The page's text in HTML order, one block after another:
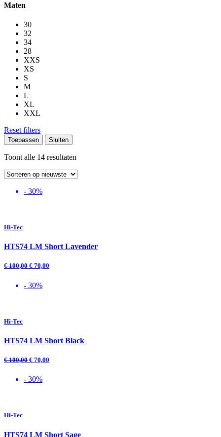
Maten
30
32
34
28
XXS
XS
S
M
L
XL
XXL
Reset filters
Toepassen Sluiten
Toont alle 14 resultaten
- 30%
Hi-Tec
HTS74 LM Short Lavender
€100,00 € 70,00
- 30%
Hi-Tec
HTS74 LM Short Black
€100,00 € 70,00
- 30%
Hi-Tec
HTS74 LM Short Sage